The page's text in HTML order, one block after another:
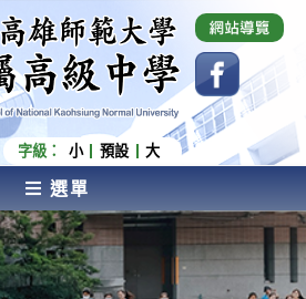
高級中學 Affiliated Senior
Kaohsiung Normal
字級： 小 預設 大
選單
HIGH SCHOOL OF NATIONAL
NORMAL UNIVERSITY